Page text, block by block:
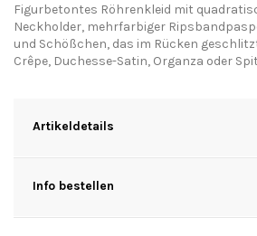
Figurbetontes Röhrenkleid mit
Neckholder, mehrfarbiger
und Schößchen, das im Rücken
Crêpe, Duchesse-Satin, Organza oder
Artikeldetails
Info bestellen